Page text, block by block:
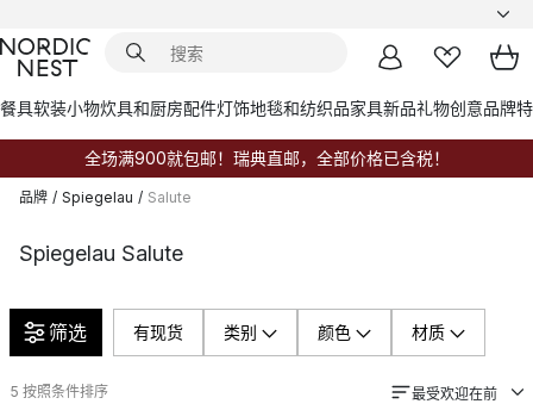
餐具软装小物炊具和厨房配件灯饰地毯和纺织品家具新品礼物创意品牌
全场满900就包邮！瑞典直邮，全部价格已含税！
品牌 / Spiegelau / Salute
Spiegelau Salute
筛选 有现货 类别 颜色 材质
5 按照条件排序 最受欢迎在前